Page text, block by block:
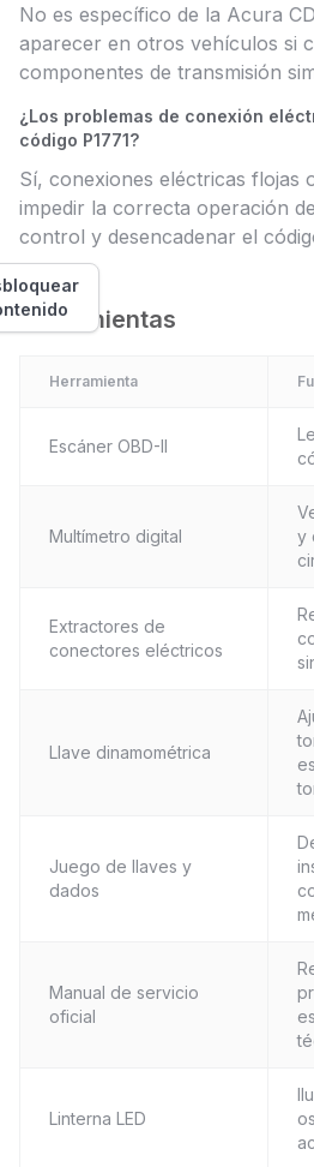
No es específico de la Acura
aparecer en otros vehículos si
componentes de transmisión
¿Los problemas de conexión
código P1771?
Sí, conexiones eléctricas flojas
impedir la correcta operación
control y desencadenar el
Herramientas
Herramienta
Escáner OBD-II
Multímetro digital
y
Extractores de
conectores eléctricos
Llave dinamométrica
Juego de llaves y
dados
Manual de servicio
oficial
Linterna LED